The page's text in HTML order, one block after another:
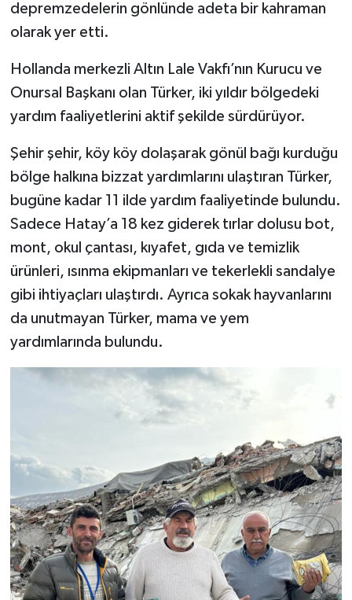
depremzedelerin gönlünde adeta bir kahraman
olarak yer etti.
Hollanda merkezli Altın Lale Vakfı’nın Kurucu ve
Onursal Başkanı olan Türker, iki yıldır bölgedeki
yardım faaliyetlerini aktif şekilde sürdürüyor.
Şehir şehir, köy köy dolaşarak gönül bağı kurduğu
bölge halkına bizzat yardımlarını ulaştıran Türker,
bugüne kadar 11 ilde yardım faaliyetinde bulundu.
Sadece Hatay’a 18 kez giderek tırlar dolusu bot,
mont, okul çantası, kıyafet, gıda ve temizlik
ürünleri, ısınma ekipmanları ve tekerlekli sandalye
gibi ihtiyaçları ulaştırdı. Ayrıca sokak hayvanlarını
da unutmayan Türker, mama ve yem
yardımlarında bulundu.